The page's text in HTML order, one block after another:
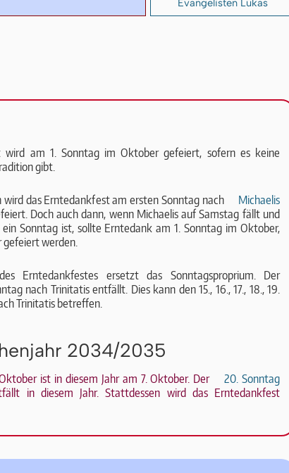
Evangelisten Lukas
wird am 1. Sonntag im Oktober gefeiert, sofern es keine
gibt.
wird das Erntedankfest am ersten Sonntag nach
Michaelis
Doch auch dann, wenn Michaelis auf Samstag fällt und
Sonntag ist, sollte Erntedank am 1. Sonntag im Oktober,
gefeiert wer­den.
Erntedankfestes ersetzt das Sonn­tags­pro­pri­um. Der
nach Trinitatis entfällt. Dies kann den 15., 16., 17., 18., 19.
Trinitatis betreffen.
2034/2035
ist in diesem Jahr am 7. Oktober. Der
20. Sonntag
in diesem Jahr. Stattdessen wird das Erntedankfest